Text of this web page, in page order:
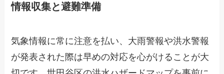
情報収集と避難準備
気象情報に常に注意を払い、大雨警報や洪水警報
が発表された際は早めの対応を心がけることが大